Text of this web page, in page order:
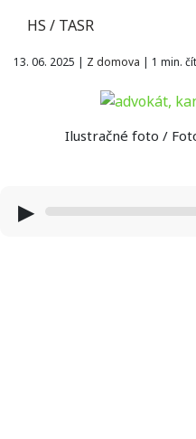
HS / TASR
13. 06. 2025 | Z domova | 1 min.
Ilustračné foto /
▶